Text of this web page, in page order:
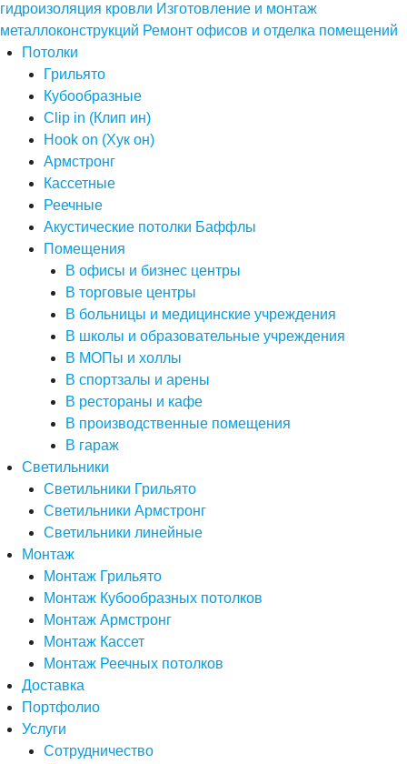
гидроизоляция кровли Изготовление и монтаж
металлоконструкций Ремонт офисов и отделка помещений
Потолки
Грильято
Кубообразные
Clip in (Клип ин)
Hook on (Хук он)
Армстронг
Кассетные
Реечные
Акустические потолки Баффлы
Помещения
В офисы и бизнес центры
В торговые центры
В больницы и медицинские учреждения
В школы и образовательные учреждения
В МОПы и холлы
В спортзалы и арены
В рестораны и кафе
В производственные помещения
В гараж
Светильники
Светильники Грильято
Светильники Армстронг
Светильники линейные
Монтаж
Монтаж Грильято
Монтаж Кубообразных потолков
Монтаж Армстронг
Монтаж Кассет
Монтаж Реечных потолков
Доставка
Портфолио
Услуги
Сотрудничество